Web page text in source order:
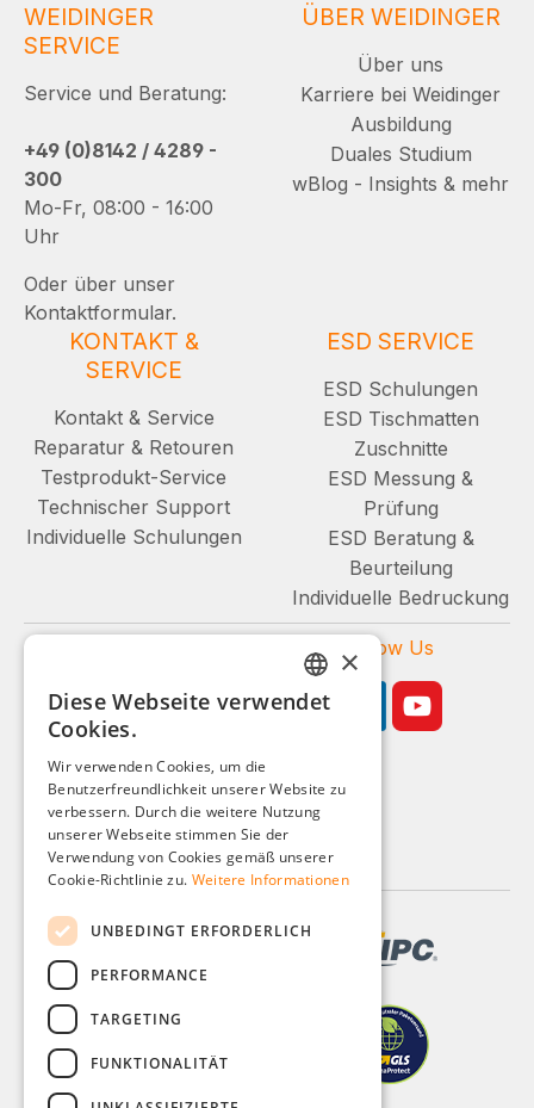
WEIDINGER
SERVICE
Service und Beratung:
+49 (0)8142 / 4289 -
300
Mo-Fr, 08:00 - 16:00
Uhr
Oder über unser
Kontaktformular.
ÜBER WEIDINGER
Über uns
Karriere bei Weidinger
Ausbildung
Duales Studium
wBlog - Insights & mehr
KONTAKT &
SERVICE
Kontakt & Service
Reparatur & Retouren
Testprodukt-Service
Technischer Support
Individuelle Schulungen
ESD SERVICE
ESD Schulungen
ESD Tischmatten
Zuschnitte
ESD Messung &
Prüfung
ESD Beratung &
Beurteilung
Individuelle Bedruckung
Follow Us
Geschäftskunden-Shop
Alle Preise zzgl. MwSt.
GERMAN
FRENCH
DUTCH
×
Diese Webseite verwendet
Cookies.
Wir verwenden Cookies, um die
Benutzerfreundlichkeit unserer Website zu
verbessern. Durch die weitere Nutzung
unserer Webseite stimmen Sie der
Verwendung von Cookies gemäß unserer
Cookie-Richtlinie zu. Weitere Informationen
UNBEDINGT ERFORDERLICH
PERFORMANCE
TARGETING
FUNKTIONALITÄT